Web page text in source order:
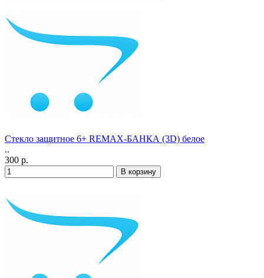
Стекло защитное 6+ REMAX-БАНКА (3D) белое
..
300 р.